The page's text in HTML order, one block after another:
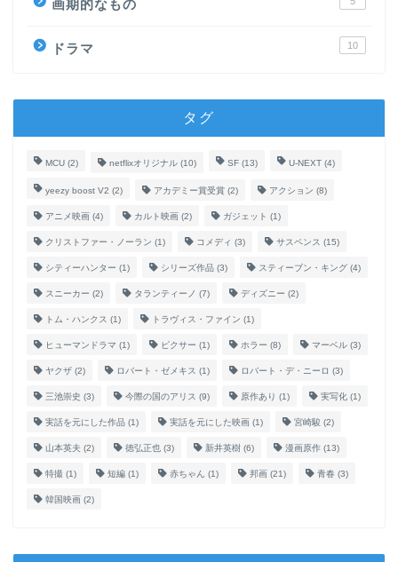
画期的なもの
ドラマ 10
タグ
MCU (2) netflixオリジナル (10) SF (13) U-NEXT (4)
yeezy boost V2 (2) アカデミー賞受賞 (2) アクション (8)
アニメ映画 (4) カルト映画 (2) ガジェット (1)
クリストファー・ノーラン (1) コメディ (3) サスペンス (15)
シティーハンター (1) シリーズ作品 (3) スティーブン・キング (4)
スニーカー (2) タランティーノ (7) ディズニー (2)
トム・ハンクス (1) トラヴィス・ファイン (1)
ヒューマンドラマ (1) ピクサー (1) ホラー (8) マーベル (3)
ヤクザ (2) ロバート・ゼメキス (1) ロバート・デ・ニーロ (3)
三池崇史 (3) 今際の国のアリス (9) 原作あり (1) 実写化 (1)
実話を元にした作品 (1) 実話を元にした映画 (1) 宮崎駿 (2)
山本英夫 (2) 徳弘正也 (3) 新井英樹 (6) 漫画原作 (13)
特撮 (1) 短編 (1) 赤ちゃん (1) 邦画 (21) 青春 (3)
韓国映画 (2)